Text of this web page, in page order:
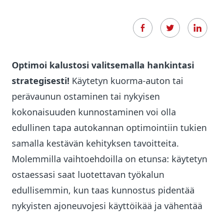
Optimoi kalustosi valitsemalla hankintasi
strategisesti! Käytetyn kuorma-auton tai
perävaunun ostaminen tai nykyisen
kokonaisuuden kunnostaminen voi olla
edullinen tapa autokannan optimointiin tukien
samalla kestävän kehityksen tavoitteita.
Molemmilla vaihtoehdoilla on etunsa: käytetyn
ostaessasi saat luotettavan työkalun
edullisemmin, kun taas kunnostus pidentää
nykyisten ajoneuvojesi käyttöikää ja vähentää